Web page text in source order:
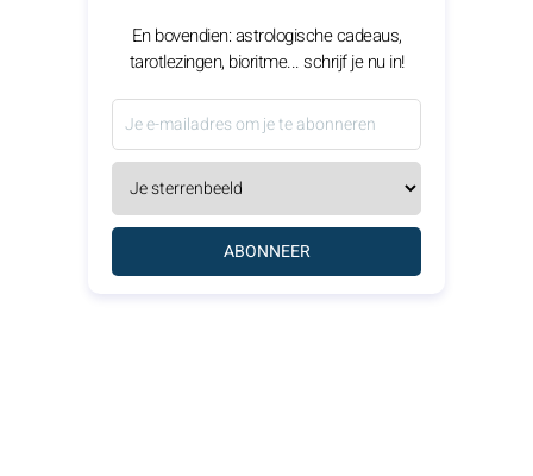
En bovendien: astrologische cadeaus,
tarotlezingen, bioritme... schrijf je nu in!
ABONNEER